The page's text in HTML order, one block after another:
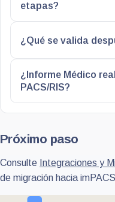
etapas?
¿Qué se valida
¿Informe Médico
PACS/RIS?
Próximo paso
Consulte Integraciones y
de migración hacia